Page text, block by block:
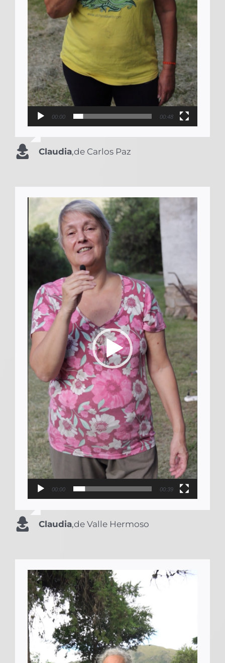
00:00 00:48
Claudia,de Carlos Paz
Reproductor
vídeo
00:00 00:39
Claudia,de Valle Hermoso
Reproductor
de
vídeo